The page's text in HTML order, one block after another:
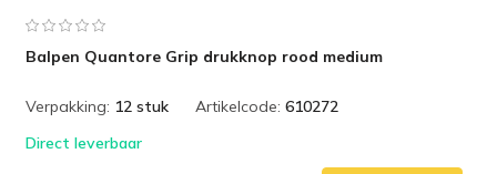
Balpen Quantore Grip drukknop rood medium
Verpakking: 12 stuk Artikelcode: 610272
Direct leverbaar